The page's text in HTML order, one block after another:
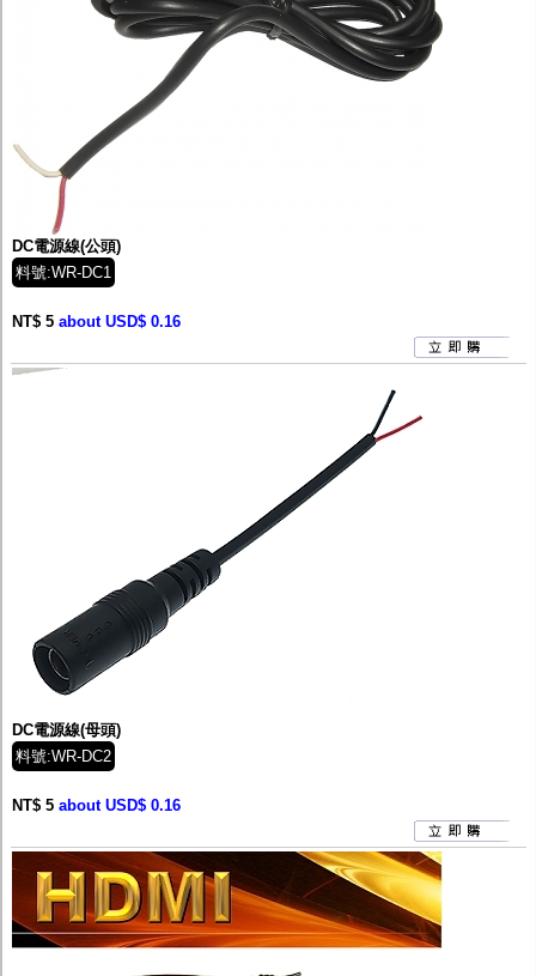
DC電源線(公頭)
料號:WR-DC1
NT$ 5 about USD$ 0.16
DC電源線(母頭)
料號:WR-DC2
NT$ 5 about USD$ 0.16